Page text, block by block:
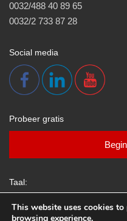
0032/488 40 89 65
0032/2 733 87 28
Social media
Probeer gratis
Taal:
This website uses cookies
browsing experience.